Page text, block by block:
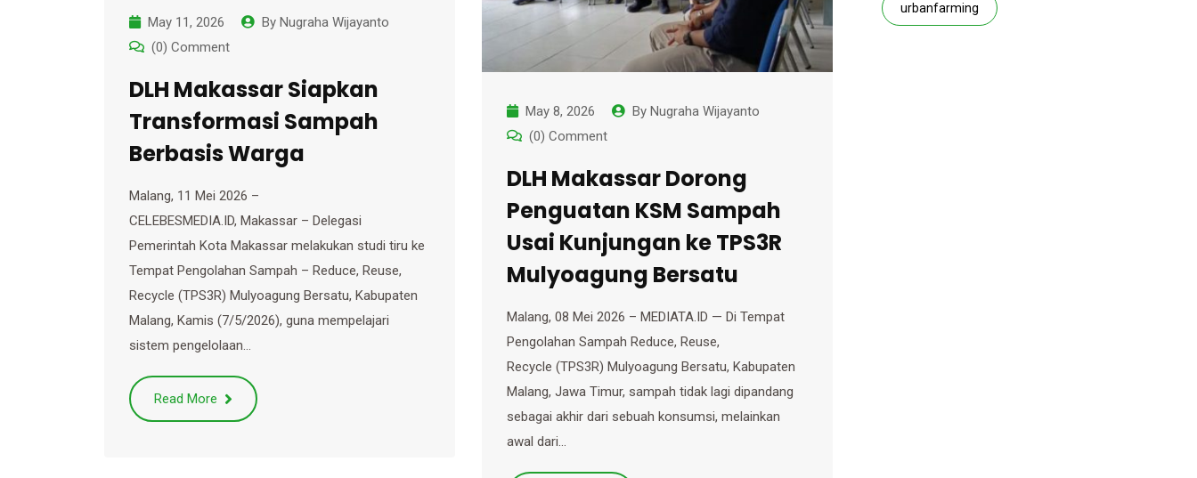
May 11, 2026 By Nugraha Wijayanto
(0) Comment
DLH Makassar Siapkan
Transformasi Sampah
Berbasis Warga
Malang, 11 Mei 2026 –
CELEBESMEDIA.ID, Makassar – Delegasi
Pemerintah Kota Makassar melakukan studi tiru ke
Tempat Pengolahan Sampah – Reduce, Reuse,
Recycle (TPS3R) Mulyoagung Bersatu, Kabupaten
Malang, Kamis (7/5/2026), guna mempelajari
sistem pengelolaan…
Read More
May 8, 2026 By Nugraha Wijayanto
(0) Comment
DLH Makassar Dorong
Penguatan KSM Sampah
Usai Kunjungan ke TPS3R
Mulyoagung Bersatu
Malang, 08 Mei 2026 – MEDIATA.ID — Di Tempat
Pengolahan Sampah Reduce, Reuse,
Recycle (TPS3R) Mulyoagung Bersatu, Kabupaten
Malang, Jawa Timur, sampah tidak lagi dipandang
sebagai akhir dari sebuah konsumsi, melainkan
awal dari…
urbanfarming